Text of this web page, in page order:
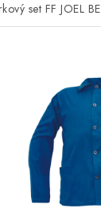
set FF JOEL